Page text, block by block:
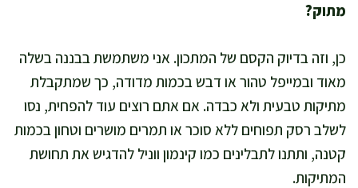
מתוק?
כן, וזה בדיוק הקסם של המתכון. אני משתמשת בבננה בשלה
מאוד ובמייפל טהור או דבש בכמות מדודה, כך שמתקבלת
מתיקות טבעית ולא כבדה. אם אתם רוצים עוד להפחית, נסו
לשלב רסק תפוחים ללא סוכר או תמרים מושרים וטחון בכמות
קטנה, ותתנו לתבלינים כמו קינמון ווניל להדגיש את תחושת
המתיקות.